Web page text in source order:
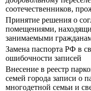
соотечественников,
Принятие решения о
помещениями,
занимаемыми
Замена паспорта РФ в
ошибочности записей
Внесение в реестр
семей города записи о
многодетной семьи и